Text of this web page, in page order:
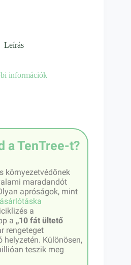
Leírás
információk
a TenTree-t?
környezetvédőnek
maradandót
apróságok, mint
a
a „10 fát ültető
rengeteget
Különösen,
teszik meg